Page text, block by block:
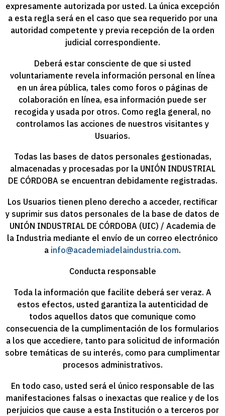
expresamente autorizada por usted. La única excepción
a esta regla será en el caso que sea requerido por una
autoridad competente y previa recepción de la orden
judicial correspondiente.
Deberá estar consciente de que si usted
voluntariamente revela información personal en línea
en un área pública, tales como foros o páginas de
colaboración en línea, esa información puede ser
recogida y usada por otros. Como regla general, no
controlamos las acciones de nuestros visitantes y
Usuarios.
Todas las bases de datos personales gestionadas,
almacenadas y procesadas por la UNIÓN INDUSTRIAL
DE CÓRDOBA se encuentran debidamente registradas.
Los Usuarios tienen pleno derecho a acceder, rectificar
y suprimir sus datos personales de la base de datos de
UNIÓN INDUSTRIAL DE CÓRDOBA (UIC) / Academia de
la Industria mediante el envío de un correo electrónico
a info@academiadelaindustria.com.
Conducta responsable
Toda la información que facilite deberá ser veraz. A
estos efectos, usted garantiza la autenticidad de
todos aquellos datos que comunique como
consecuencia de la cumplimentación de los formularios
a los que accediere, tanto para solicitud de información
sobre temáticas de su interés, como para cumplimentar
procesos administrativos.
En todo caso, usted será el único responsable de las
manifestaciones falsas o inexactas que realice y de los
perjuicios que cause a esta Institución o a terceros por